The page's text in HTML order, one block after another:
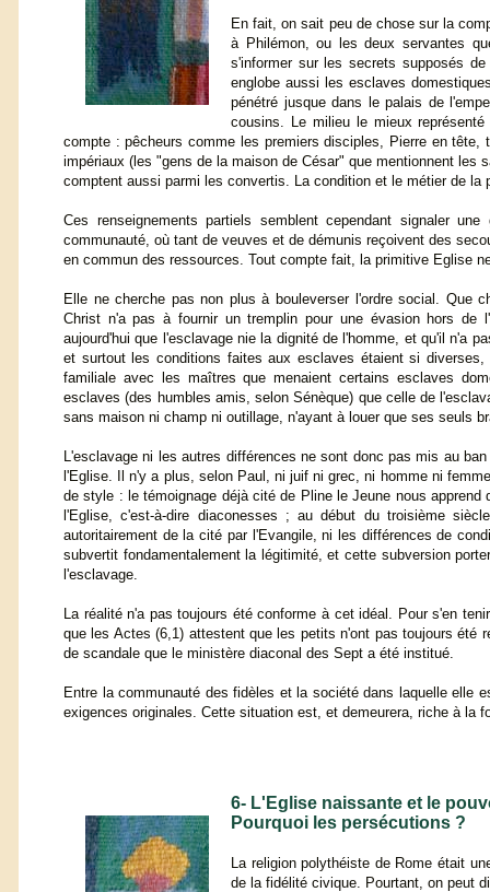
En fait, on sait peu de chose sur la
à Philémon, ou les deux servantes
s'informer sur les secrets supposés
englobe aussi les esclaves
pénétré jusque dans le palais de
cousins. Le milieu le mieux
compte : pêcheurs comme les premiers disciples, Pierre en
impériaux (les "gens de la maison de César" que mentionnent
comptent aussi parmi les convertis. La condition et le métier de la
Ces renseignements partiels semblent cependant signaler
communauté, où tant de veuves et de démunis reçoivent des
en commun des ressources. Tout compte fait, la primitive Eglise
Elle ne cherche pas non plus à bouleverser l'ordre social. Que
Christ n'a pas à fournir un tremplin pour une évasion hors de
aujourd'hui que l'esclavage nie la dignité de l'homme, et qu'il n'a
et surtout les conditions faites aux esclaves étaient si
familiale avec les maîtres que menaient certains esclaves
esclaves (des humbles amis, selon Sénèque) que celle de
sans maison ni champ ni outillage, n'ayant à louer que ses seuls
L'esclavage ni les autres différences ne sont donc pas mis au
l'Eglise. Il n'y a plus, selon Paul, ni juif ni grec, ni homme ni
de style : le témoignage déjà cité de Pline le Jeune nous
l'Eglise, c'est-à-dire diaconesses ; au début du troisième
autoritairement de la cité par l'Evangile, ni les différences de
subvertit fondamentalement la légitimité, et cette subversion
l'esclavage.
La réalité n'a pas toujours été conforme à cet idéal. Pour s'en
que les Actes (6,1) attestent que les petits n'ont pas toujours été
de scandale que le ministère diaconal des Sept a été institué.
Entre la communauté des fidèles et la société dans laquelle
exigences originales. Cette situation est, et demeurera, riche à la
6- L'Eglise naissante et le
Pourquoi les persécutions ?
La religion polythéiste de Rome était
de la fidélité civique. Pourtant, on peut